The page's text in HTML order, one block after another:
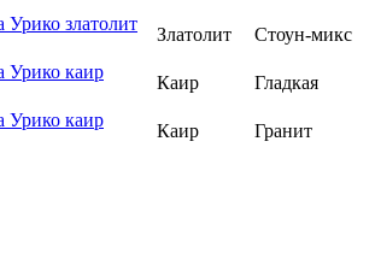
Урико златолит
Златолит
Стоун-микс
Урико каир
Каир
Гладкая
Урико каир
Каир
Гранит